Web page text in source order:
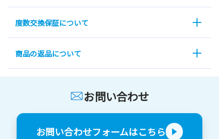
度数交換保証について
商品の返品について
お問い合わせ
お問い合わせフォームはこちら